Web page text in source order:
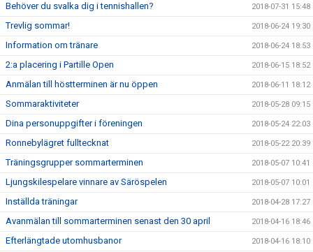
Behöver du svalka dig i tennishallen? 2018-07-31 15:48
Trevlig sommar! 2018-06-24 19:30
Information om tränare 2018-06-24 18:53
2:a placering i Partille Open 2018-06-15 18:52
Anmälan till höstterminen är nu öppen 2018-06-11 18:12
Sommaraktiviteter 2018-05-28 09:15
Dina personuppgifter i föreningen 2018-05-24 22:03
Ronnebylägret fulltecknat 2018-05-22 20:39
Träningsgrupper sommarterminen 2018-05-07 10:41
Ljungskilespelare vinnare av Säröspelen 2018-05-07 10:01
Inställda träningar 2018-04-28 17:27
Avanmälan till sommarterminen senast den 30 april 2018-04-16 18:46
Efterlängtade utomhusbanor 2018-04-16 18:10